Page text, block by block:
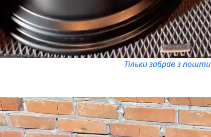
Тільки забрав з пошти